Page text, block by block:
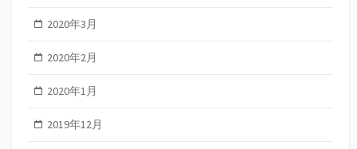
2020年3月
2020年2月
2020年1月
2019年12月